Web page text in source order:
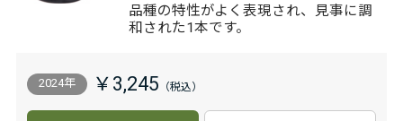
品種の特性がよく表現され、見事に調
和された1本です。
2024年 ￥3,245